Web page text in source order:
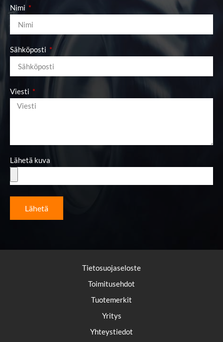
Nimi
Sähköposti
Viesti
Lähetä kuva
Lähetä
Tietosuojaseloste
Toimitusehdot
Tuotemerkit
Yritys
Yhteystiedot